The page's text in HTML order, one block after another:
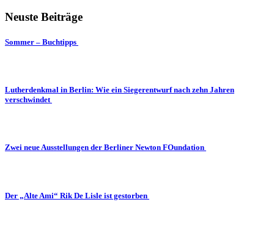
Neuste Beiträge
Sommer – Buchtipps
Lutherdenkmal in Berlin: Wie ein Siegerentwurf nach zehn Jahren
verschwindet
Zwei neue Ausstellungen der Berliner Newton FOundation
Der „Alte Ami“ Rik De Lisle ist gestorben